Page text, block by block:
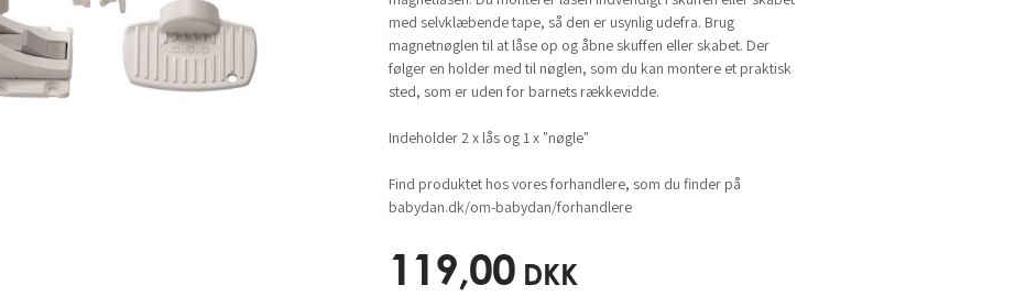
med selvklæbende tape, så den er usynlig udefra. Brug
magnetnøglen til at låse op og åbne skuffen eller skabet. Der
følger en holder med til nøglen, som du kan montere et praktisk
sted, som er uden for barnets rækkevidde.
Indeholder 2 x lås og 1 x "nøgle"
Find produktet hos vores forhandlere, som du finder på
babydan.dk/om-babydan/forhandlere
119,00 DKK